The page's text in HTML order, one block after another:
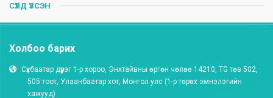
СҮҮЛД ҮЗСЭН
Холбоо барих
Сүхбаатар дүүрэг 1-р хороо, Энхтайвны өргөн чөлөө 14210, TG төв 502,
505 тоот, Улаанбаатар хот, Монгол улc (1-р төрөх эмнэлэгийн
хажууд)